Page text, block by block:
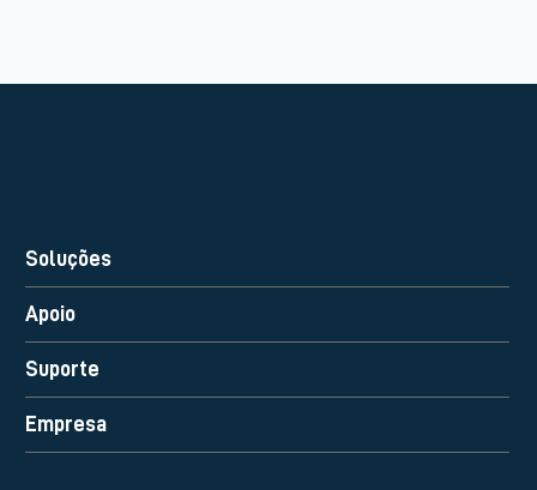
Soluções
Apoio
Suporte
Empresa